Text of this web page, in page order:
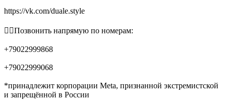
https://vk.com/duale.style
👉🏻Позвонить напрямую по номерам:
+79022999868
+79022999068
*принадлежит корпорации Meta, признанной экстремистской
и запрещённой в России